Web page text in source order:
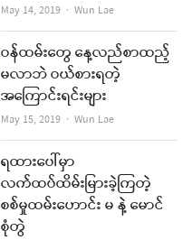
May 14, 2019 Author
Wun Lae
ဝန်ထမ်းတွေ နေ့လည်စာထည့်
မလာဘဲ ဝယ်စားရတဲ့
အကြောင်းရင်းများ
May 15, 2019 Author
Wun Lae
ရထားပေါ်မှာ
လက်ထပ်ထိမ်းမြားခဲ့ကြတဲ့
စစ်မှုထမ်းဟောင်း မ နဲ့ မောင်
စုံတွဲ